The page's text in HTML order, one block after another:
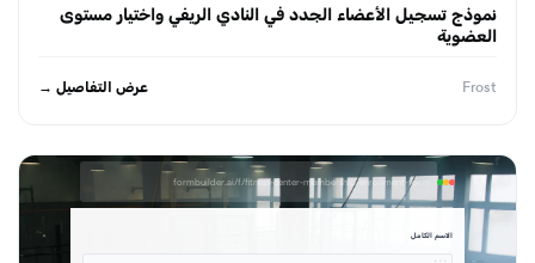
نموذج تسجيل الأعضاء الجدد في النادي الريفي واختيار مستوى
العضوية
Frost عرض التفاصيل →
formbuilder.ai/f/fitness-center-membership-enrollment-form
الاسم الكامل